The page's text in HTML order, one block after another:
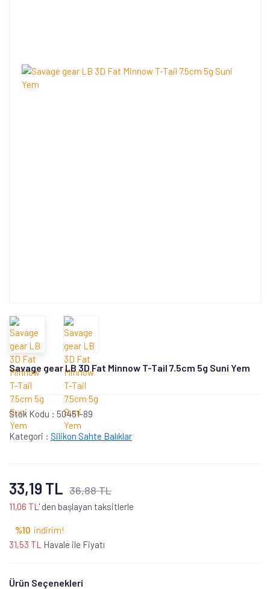
Savage gear LB 3D Fat Minnow T-Tail 7.5cm 5g Suni Yem
Stok Kodu : 50451-89
Kategori : Silikon Sahte Balıklar
33,19 TL 36,88 TL
11,06 TL ' den başlayan taksitlerle
%10 indirim!
31,53 TL
Havale ile Fiyatı
Ürün Seçenekleri